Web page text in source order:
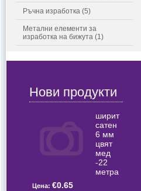
Ръчна изработка (5)
Метални елементи за
изработка на бижута (1)
Нови продукти
ширит
сатен
6 мм
цвят
мед
-22
метра
Цена: €0.65